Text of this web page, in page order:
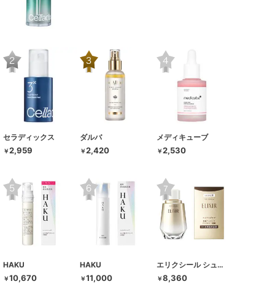
セラディックス
￥2,959
ダルバ
￥2,420
メディキューブ
￥2,530
HAKU
￥10,670
HAKU
￥11,000
エリクシール シュペリエル
￥8,360